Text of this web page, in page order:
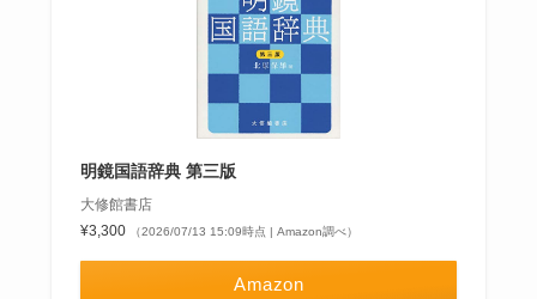
明鏡国語辞典 第三版
大修館書店
¥3,300
（2026/07/13 15:09時点 | Amazon調べ）
Amazon